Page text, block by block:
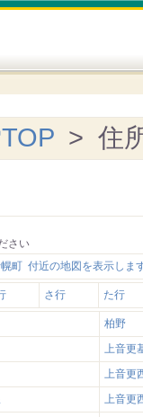
> 住
さい
町 付近の地図を表示しま
さ行 た行
柏野
上音更
上音更
上音更